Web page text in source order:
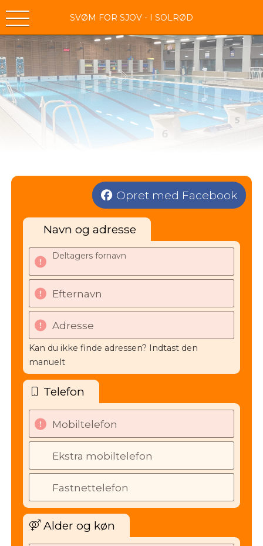
SVØM FOR SJOV - I SOLRØD
Opret med Facebook
Navn og adresse
Deltagers fornavn
Efternavn
Adresse
Kan du ikke finde adressen? Indtast den
manuelt
Telefon
Mobiltelefon
Ekstra mobiltelefon
Fastnettelefon
Alder og køn